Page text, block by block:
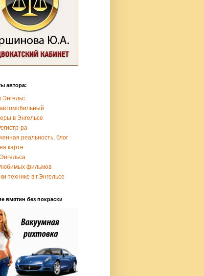
автора:
в Энгельсе
ра
реальность, блог
карте
любимых фильмов
технике в г.Энгельсе
вмятин без покраски